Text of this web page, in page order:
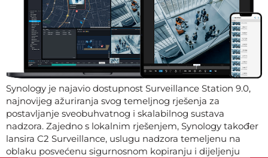
Synology je najavio dostupnost Surveillance Station 9.0,
najnovijeg ažuriranja svog temeljnog rješenja za
postavljanje sveobuhvatnog i skalabilnog sustava
nadzora. Zajedno s lokalnim rješenjem, Synology također
lansira C2 Surveillance, uslugu nadzora temeljenu na
oblaku posvećenu sigurnosnom kopiranju i dijeljenju